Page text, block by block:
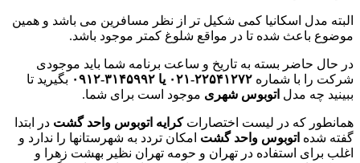
البته مدل اسکانیا کمی شکیل تر از نظر مسافرین می باشد و همین
موضوع باعث شده تا در مواقع شلوغ کمتر موجود باشد.
در حال حاضر بسته به تاریخ و ساعت برنامه شما باید موجودی
شرکت را با شماره ۲۲۵۴۱۲۷۲-۰۲۱ یا ۳۱۴۵۹۹۲-۰۹۱۲
بگیرید تا
ببینید چه مدل اتوبوس شهری موجود است برای شما.
همانطور که در لیست اختصاراتکرایه اتوبوس واحد گشت در ابتدا
گفته شده اتوبوس واحد گشت امکان تردد به شهرستانها را ندارد و
اغلب برای استفاده در تهران و حومه تهران نظیر بهشت زهرا و